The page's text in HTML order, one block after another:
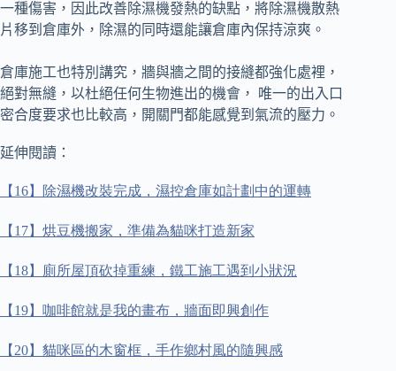
一種傷害，因此改善除濕機發熱的缺點，將除濕機散熱
片移到倉庫外，除濕的同時還能讓倉庫內保持涼爽。
倉庫施工也特別講究，牆與牆之間的接縫都強化處裡，
絕對無縫，以杜絕任何生物進出的機會，
唯一的出入口
密合度要求也比較高，開關門都能感覺到氣流的壓力。
延伸閱讀：
【 16】除濕機改裝完成，濕控倉庫如計劃中的運轉
【 17】烘豆機搬家，準備為貓咪打造新家
【 18】廁所屋頂砍掉重練，鐵工施工遇到小狀況
【 19】咖啡館就是我的畫布，牆面即興創作
【 20】貓咪區的木窗框，手作鄉村風的隨興感